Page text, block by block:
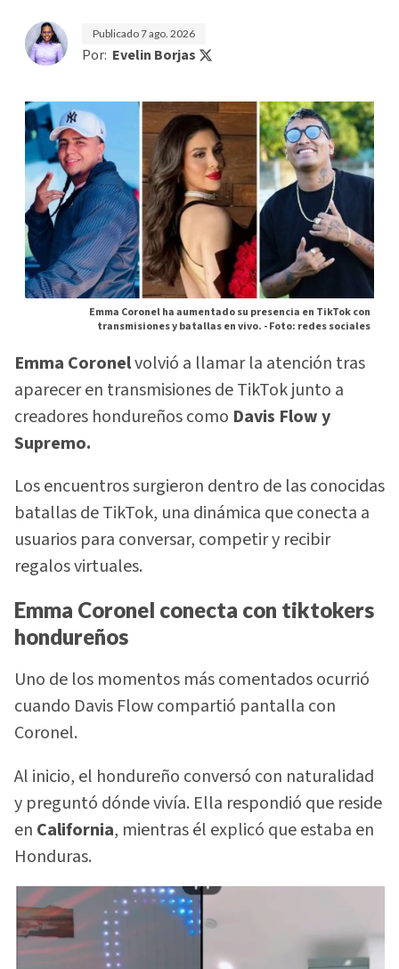
Publicado7 ago. 2026
Por: Evelin Borjas
Emma Coronel ha aumentado su presencia en TikTok con
transmisiones y batallas en vivo. -Foto: redes sociales
Emma Coronelvolvió a llamar la atención tras
aparecer en transmisiones de TikTok junto a
creadores hondureños como Davis Flow y
Supremo.
Los encuentros surgieron dentro de las conocidas
batallas de TikTok, una dinámica que conecta a
usuarios para conversar, competir y recibir
regalos virtuales.
Emma Coronel conecta con tiktokers
hondureños
Uno de los momentos más comentados ocurrió
cuando Davis Flow compartió pantalla con
Coronel.
Al inicio, el hondureño conversó con naturalidad
y preguntó dónde vivía. Ella respondió que reside
en California, mientras él explicó que estaba en
Honduras.